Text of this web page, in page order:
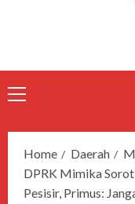
Home Daerah
DPRK Mimika
Pesisir, Primus: